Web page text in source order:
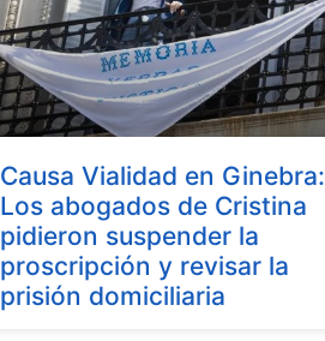
Causa Vialidad en Ginebra:
Los abogados de Cristina
pidieron suspender la
proscripción y revisar la
prisión domiciliaria